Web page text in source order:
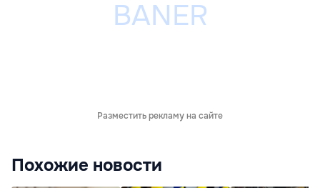
Разместить рекламу на сайте
Похожие новости